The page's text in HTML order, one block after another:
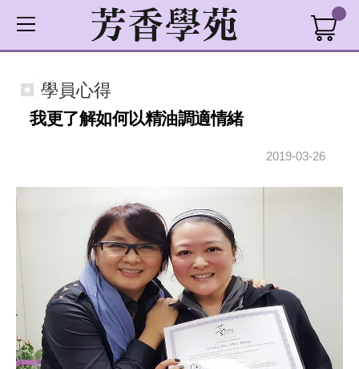
學員心得
我更了解如何以精油調適情緒
2019-03-26